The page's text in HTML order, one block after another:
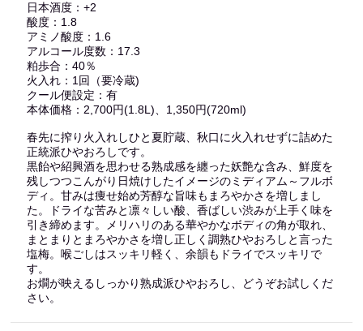
日本酒度：+2
酸度：1.8
アミノ酸度：1.6
アルコール度数：17.3
粕歩合：40％
火入れ：1回（要冷蔵)
クール便設定：有
本体価格：2,700円(1.8L)、1,350円(720ml)
春先に搾り火入れしひと夏貯蔵、秋口に火入れせずに詰めた
正統派ひやおろしです。
黒飴や紹興酒を思わせる熟成感を纏った妖艶な含み、鮮度を
残しつつこんがり日焼けしたイメージのミディアム～フルボ
ディ。甘みは痩せ始め芳醇な旨味もまろやかさを増しまし
た。ドライな苦みと凛々しい酸、香ばしい渋みが上手く味を
引き締めます。メリハリのある華やかなボディの角が取れ、
まとまりとまろやかさを増し正しく調熟ひやおろしと言った
塩梅。喉ごしはスッキリ軽く、余韻もドライでスッキリで
す。
お燗が映えるしっかり熟成派ひやおろし、どうぞお試しくだ
さい。